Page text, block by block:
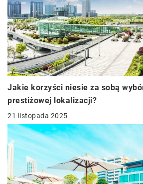
Jakie korzyści niesie za sobą
prestiżowej lokalizacji?
21 listopada 2025